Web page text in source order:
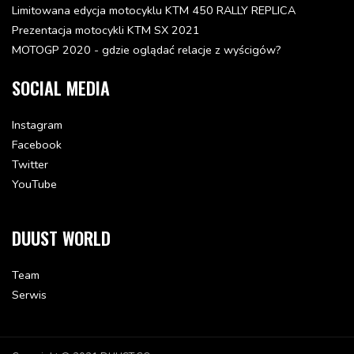
AH SCREW DIN0912-M 6X45
0912060453
Status: Dostępna w 3-10 dni
Dodaj do koszyka
AH SCREW DIN6912-M 6X20 8.8
0984060203
Status: Dostępna w 3-10 dni
6.09 zł
177.98 zł
Limitowana edycja motocyklu KTM 450 RALLY REPLICA
Prezentacja motocykli KTM SX 2021
MOTOGP 2020 - gdzie oglądać relacje z wyścigów?
SOCIAL MEDIA
Instagram
Facebook
Twitter
YouTube
DUUST WORLD
Team
Serwis